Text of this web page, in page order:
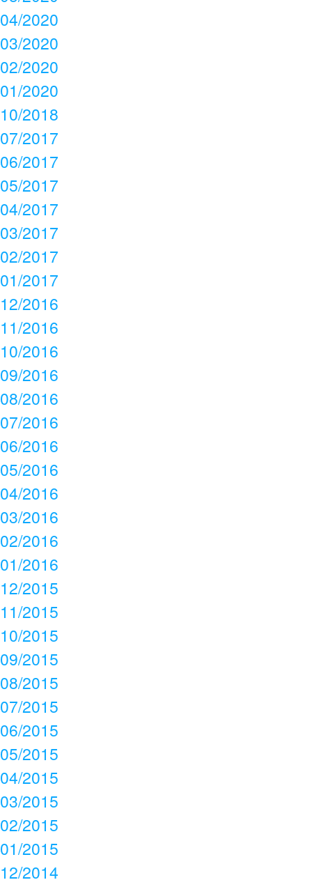
04/2020
03/2020
02/2020
01/2020
10/2018
07/2017
06/2017
05/2017
04/2017
03/2017
02/2017
01/2017
12/2016
11/2016
10/2016
09/2016
08/2016
07/2016
06/2016
05/2016
04/2016
03/2016
02/2016
01/2016
12/2015
11/2015
10/2015
09/2015
08/2015
07/2015
06/2015
05/2015
04/2015
03/2015
02/2015
01/2015
12/2014